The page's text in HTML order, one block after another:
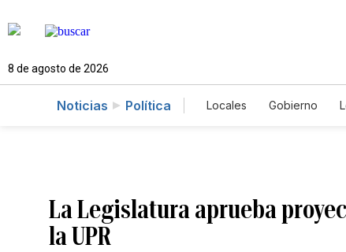
8 de agosto de 2026
Noticias Política Locales Gobierno
La Legislatura aprueba
la UPR